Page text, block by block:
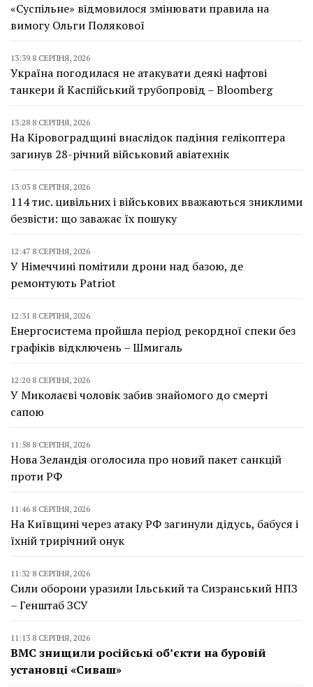
«Суспільне» відмовилося змінювати правила на
вимогу Ольги Полякової
13:39 8 СЕРПНЯ, 2026
Україна погодилася не атакувати деякі нафтові
танкери й Каспійський трубопровід – Bloomberg
13:28 8 СЕРПНЯ, 2026
На Кіровоградщині внаслідок падіння гелікоптера
загинув 28-річний військовий авіатехнік
13:03 8 СЕРПНЯ, 2026
114 тис. цивільних і військових вважаються зниклими
безвісти: що заважає їх пошуку
12:47 8 СЕРПНЯ, 2026
У Німеччині помітили дрони над базою, де
ремонтують Patriot
12:31 8 СЕРПНЯ, 2026
Енергосистема пройшла період рекордної спеки без
графіків відключень – Шмигаль
12:20 8 СЕРПНЯ, 2026
У Миколаєві чоловік забив знайомого до смерті
сапою
11:58 8 СЕРПНЯ, 2026
Нова Зеландія оголосила про новий пакет санкцій
проти РФ
11:46 8 СЕРПНЯ, 2026
На Київщині через атаку РФ загинули дідусь, бабуся і
їхній трирічний онук
11:32 8 СЕРПНЯ, 2026
Сили оборони уразили Ільський та Сизранський НПЗ
– Генштаб ЗСУ
11:13 8 СЕРПНЯ, 2026
ВМС знищили російські об’єкти на буровій
установці «Сиваш»